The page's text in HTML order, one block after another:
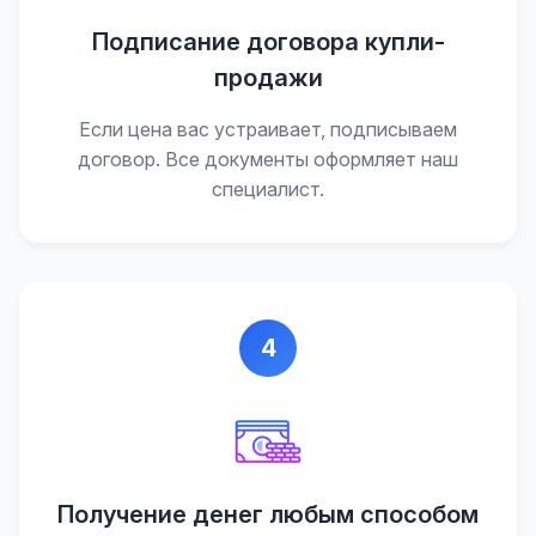
Подписание договора купли-
продажи
Если цена вас устраивает, подписываем
договор. Все документы оформляет наш
специалист.
4
Получение денег любым способом